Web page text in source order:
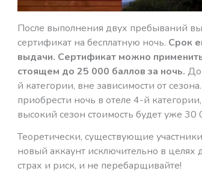
После выполнения двух пребываний
сертификат на бесплатную ночь. Срок
выдачи. Сертификат можно
стоящем до 25 000 баллов за ночь. До
й категории, вне зависимости от
приобрести ночь в отеле 4-й
высокий сезон стоимость будет уже 30
Теоретически, существующие
новый аккаунт исключительно в
страх и риск, и не перебарщивайте!